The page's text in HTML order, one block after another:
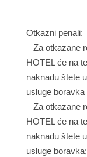
Otkazni penali:
– Za otkazane
HOTEL će na
naknadu štete
usluge boravka
– Za otkazane
HOTEL će na
naknadu štete
usluge boravka;